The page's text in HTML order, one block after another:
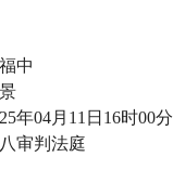
中
年04月11日16时00分
审判法庭